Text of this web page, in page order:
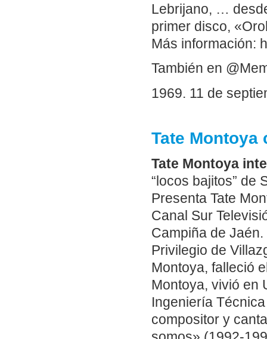
Lebrijano, …
primer disco,
Más información:
También en
1969. 11 de
Tate Montoya
Tate Montoya
“locos bajitos” de
Presenta Tate
Canal Sur
Campiña de
Privilegio de
Montoya, falleció
Montoya, vivió en
Ingeniería
compositor y